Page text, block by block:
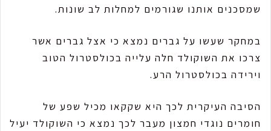
שמסכנים אותנו שגורמים למחלות לב שונות.
במחקר שעשו על גברים נמצא כי אצל גברים אשר
צרכו את השוקולד חלה עלייה בכולסטרול הטוב
וירידה בכולסטרול הרע.
הסיבה העיקרית לכך היא שקקאו מכיל שפע של
חומרים נוגדי חמצון מעבר לכך נמצא כי השוקולד יעיל